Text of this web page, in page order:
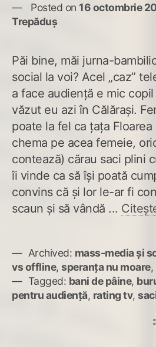
Posted on 16 octombrie
Trepăduș
Păi bine, măi jurna-
social la voi? Acel „caz”
a face audiență e mic
văzut eu azi în Călărași.
poate la fel ca țața Floarea
chema pe acea femeie,
contează) cărau saci plini
îi vinde ca să își poată
convins că și lor le-ar fi
scaun și să vândă ...
Archived: mass-media și
vs offline, speranța nu moare,
Tagged: bani de pâine,
pentru audiență, rating tv,